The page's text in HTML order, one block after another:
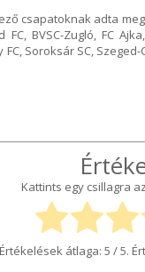
csapatoknak adta
BVSC-Zugló, FC
Soroksár SC,
Kattints egy csillagra
Értékelések átlaga: 5 / 5.